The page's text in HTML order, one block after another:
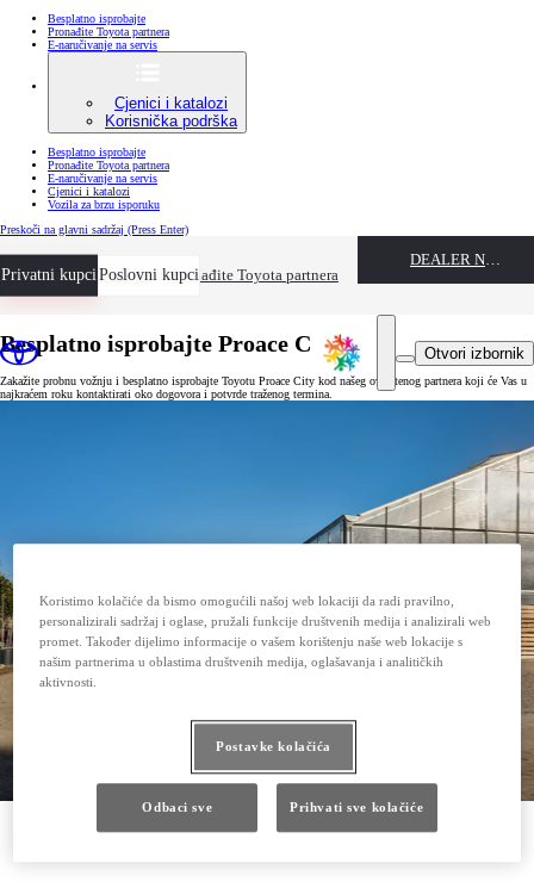
Besplatno isprobajte
Pronađite Toyota partnera
E-naručivanje na servis
Cjenici i katalozi
Korisnička podrška
Besplatno isprobajte
Pronađite Toyota partnera
E-naručivanje na servis
Cjenici i katalozi
Vozila za brzu isporuku
Preskoči na glavni sadržaj (Press Enter)
Privatni kupciPoslovni kupci
Besplatno isprobajte Pronađite Toyota partnera
DEALER NAME
Otvori izbornik
Besplatno isprobajte Proace City
Zakažite probnu vožnju i besplatno isprobajte Toyotu Proace City kod našeg ovlaštenog partnera koji će Vas u
najkraćem roku kontaktirati oko dogovora i potvrde traženog termina.
Koristimo kolačiće da bismo omogućili našoj web lokaciji da radi pravilno,
personalizirali sadržaj i oglase, pružali funkcije društvenih medija i analizirali web
promet. Također dijelimo informacije o vašem korištenju naše web lokacije s
našim partnerima u oblastima društvenih medija, oglašavanja i analitičkih
aktivnosti.
Postavke kolačića
Odbaci sve Prihvati sve kolačiće